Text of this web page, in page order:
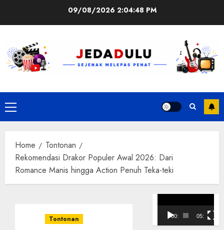
09/08/2026 2:04:49 PM
Primary
Menu
Home
Tontonan
Rekomendasi Drakor Populer Awal 2026: Dari
Romance Manis hingga Action Penuh Teka-teki
Tontonan
Video
00:00 05:10